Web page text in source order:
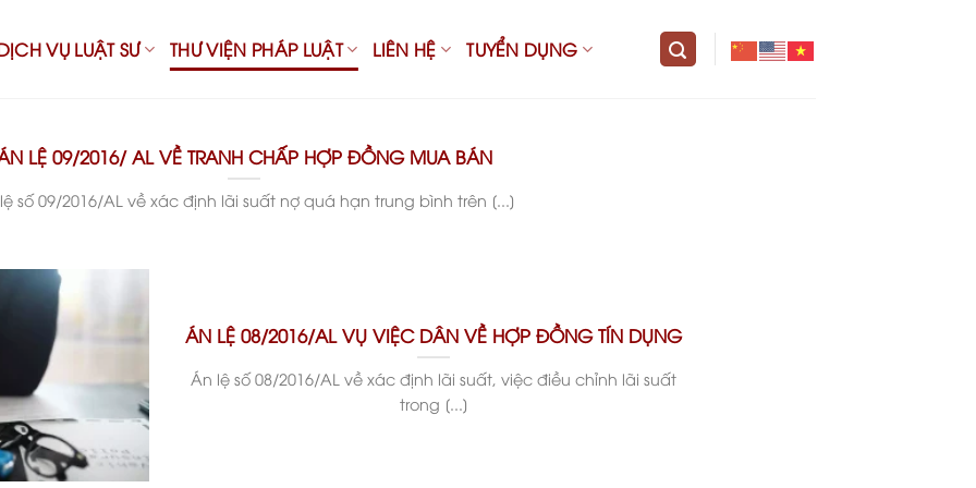
VỤ LUẬT SƯ THƯ VIỆN PHÁP LUẬT LIÊN HỆ TUYỂN DỤNG
LỆ 09/2016/ AL VỀ TRANH CHẤP HỢP ĐỒNG MUA BÁN
số 09/2016/AL về xác định lãi suất nợ quá hạn trung bình trên [...]
ÁN LỆ 08/2016/AL VỤ VIỆC DÂN VỀ HỢP ĐỒNG TÍN DỤNG
Án lệ số 08/2016/AL về xác định lãi suất, việc điều chỉnh lãi suất
trong [...]